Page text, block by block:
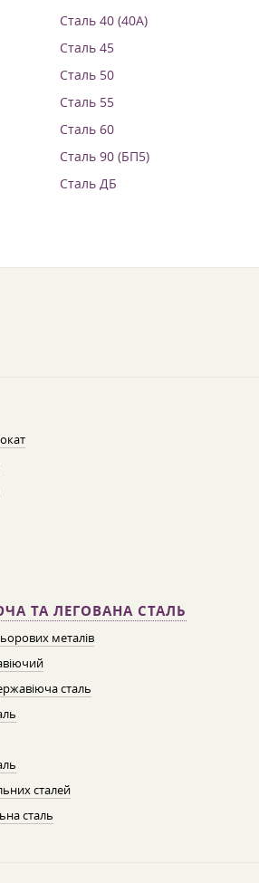
Сталь 40 (40А)
Сталь 45
Сталь 50
Сталь 55
Сталь 60
Сталь 90 (БП5)
Сталь ДБ
ТА ЛЕГОВАНА СТАЛЬ
металів
сталь
сталей
сталь